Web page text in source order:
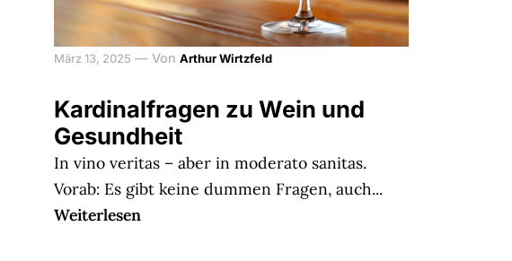
März 13, 2025 — Von Arthur Wirtzfeld
Kardinalfragen zu Wein und
Gesundheit
In vino veritas – aber in moderato sanitas.
Vorab: Es gibt keine dummen Fragen, auch...
Weiterlesen